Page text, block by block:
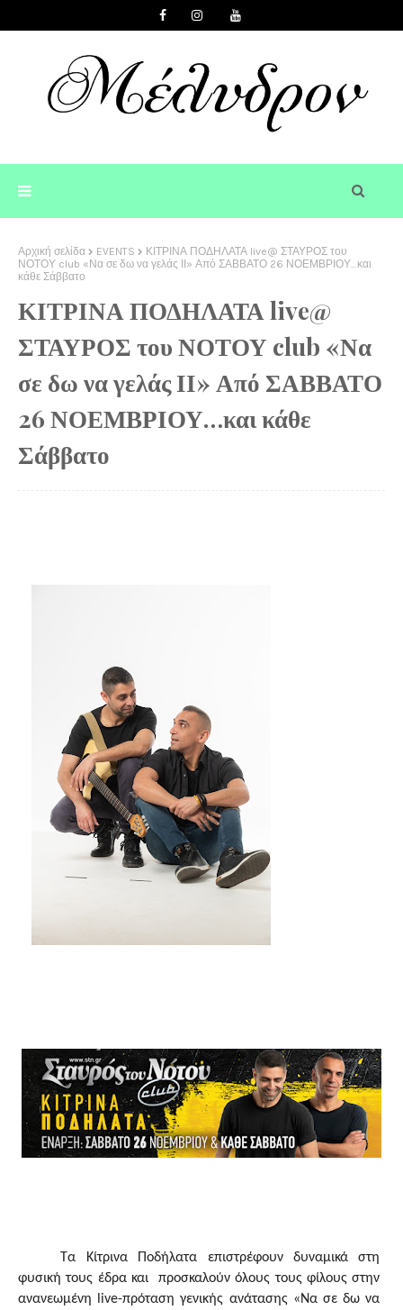
Αρχική σελίδα EVENTS
ΚΙΤΡΙΝΑ ΠΟΔΗΛΑΤΑ live@ ΣΤΑΥΡΟΣ του
ΝΟΤΟΥ club «Να σε δω να γελάς ΙΙ» Από ΣΑΒΒΑΤΟ 26 ΝΟΕΜΒΡΙΟΥ…και
κάθε Σάββατο
ΚΙΤΡΙΝΑ ΠΟΔΗΛΑΤΑ live@
ΣΤΑΥΡΟΣ του ΝΟΤΟΥ club «Να
σε δω να γελάς ΙΙ» Από ΣΑΒΒΑΤΟ
26 ΝΟΕΜΒΡΙΟΥ…και κάθε
Σάββατο
Τα Κίτρινα Ποδήλατα επιστρέφουν δυναμικά στη
φυσική τους έδρα και προσκαλούν όλους τους φίλους στην
ανανεωμένη live-πρόταση γενικής ανάτασης «Να σε δω να